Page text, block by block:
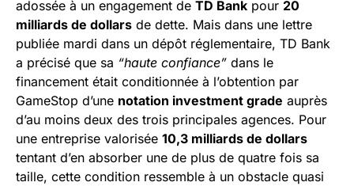
adossée à un engagement de TD Bank pour 20
milliards de dollars de dette. Mais dans une lettre
publiée mardi dans un dépôt réglementaire, TD Bank
a précisé que sa “haute confiance” dans le
financement était conditionnée à l’obtention par
GameStop d’une notation investment grade auprès
d’au moins deux des trois principales agences. Pour
une entreprise valorisée 10,3 milliards de dollars
tentant d’en absorber une de plus de quatre fois sa
taille, cette condition ressemble à un obstacle quasi